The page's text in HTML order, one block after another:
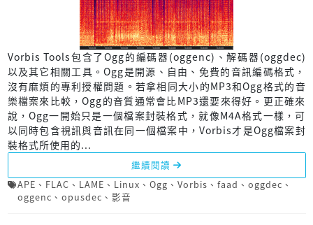
Vorbis Tools包含了Ogg的編碼器(oggenc)、解碼器(oggdec)
以及其它相關工具。Ogg是開源、自由、免費的音訊編碼格式，
沒有麻煩的專利授權問題。若拿相同大小的MP3和Ogg格式的音
樂檔案來比較，Ogg的音質通常會比MP3還要來得好。更正確來
說，Ogg一開始只是一個檔案封裝格式，就像M4A格式一樣，可
以同時包含視訊與音訊在同一個檔案中，Vorbis才是Ogg檔案封
裝格式所使用的...
繼續閱讀
APE 、 FLAC 、 LAME 、 Linux 、 Ogg 、 Vorbis 、 faad 、 oggdec 、
oggenc 、 opusdec 、 影音